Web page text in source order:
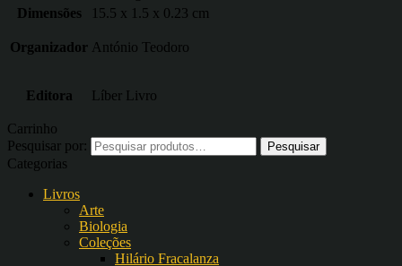
Dimensões
15.5 x 1.5 x 0.23 cm
Organizador António Teodoro
Editora Líber Livro
Carrinho
Pesquisar por:
Categorias
Livros
Arte
Biologia
Coleções
Hilário Fracalanza